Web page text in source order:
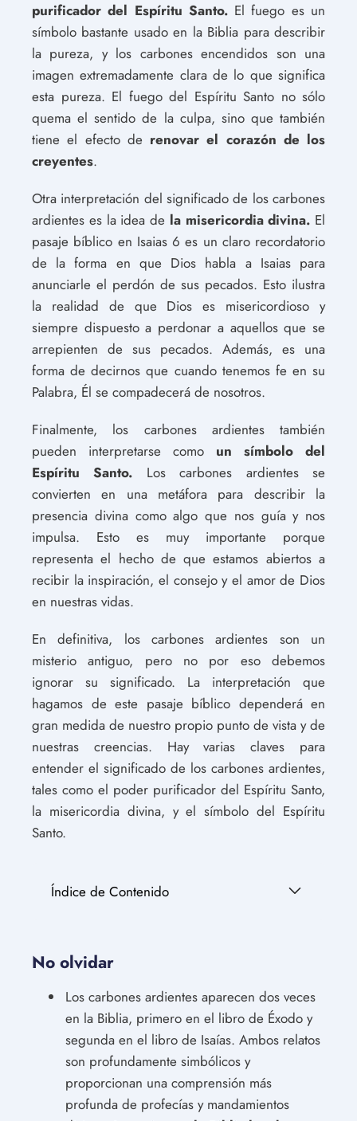
purificador del Espíritu Santo.El fuego es un
símbolo bastante usado en la Biblia para describir
la pureza, y los carbones encendidos son una
imagen extremadamente clara de lo que significa
esta pureza. El fuego del Espíritu Santo no sólo
quema el sentido de la culpa, sino que también
tiene el efecto de renovar el corazón de los
creyentes.
Otra interpretación del significado de los carbones
ardientes es la idea de la misericordia divina. El
pasaje bíblico en Isaias 6 es un claro recordatorio
de la forma en que Dios habla a Isaias para
anunciarle el perdón de sus pecados. Esto ilustra
la realidad de que Dios es misericordioso y
siempre dispuesto a perdonar a aquellos que se
arrepienten de sus pecados. Además, es una
forma de decirnos que cuando tenemos fe en su
Palabra, Él se compadecerá de nosotros.
Finalmente, los carbones ardientes también
pueden interpretarse como un símbolo del
Espíritu Santo. Los carbones ardientes se
convierten en una metáfora para describir la
presencia divina como algo que nos guía y nos
impulsa. Esto es muy importante porque
representa el hecho de que estamos abiertos a
recibir la inspiración, el consejo y el amor de Dios
en nuestras vidas.
En definitiva, los carbones ardientes son un
misterio antiguo, pero no por eso debemos
ignorar su significado. La interpretación que
hagamos de este pasaje bíblico dependerá en
gran medida de nuestro propio punto de vista y de
nuestras creencias. Hay varias claves para
entender el significado de los carbones ardientes,
tales como el poder purificador del Espíritu Santo,
la misericordia divina, y el símbolo del Espíritu
Santo.
Índice de Contenido
No olvidar
Los carbones ardientes aparecen dos veces
en la Biblia, primero en el libro de Éxodo y
segunda en el libro de Isaías. Ambos relatos
son profundamente simbólicos y
proporcionan una comprensión más
profunda de profecías y mandamientos